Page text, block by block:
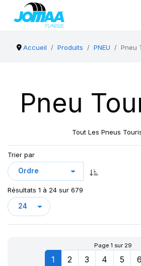
Accueil Produits PNEU Pneu
Pneu
Tout Les Pneus
Trier par
Résultats 1 à 24 sur 679
Page 1 sur 29
1 2 3 4 5 6